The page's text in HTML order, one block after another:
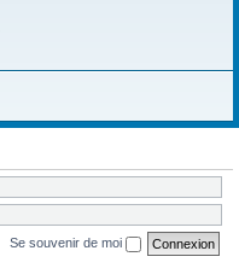
Se souvenir de moi